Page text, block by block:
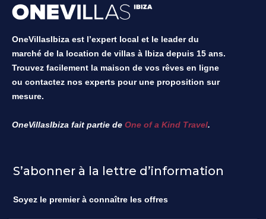
OneVillasIbiza est l’expert local et le leader du
marché de la location de villas à Ibiza depuis 15 ans.
Trouvez facilement la maison de vos rêves en ligne
ou contactez nos experts pour une proposition sur
mesure.
OneVillasIbiza fait partie de One of a Kind Travel.
S’abonner à la lettre d’information
Soyez le premier à connaître les offres